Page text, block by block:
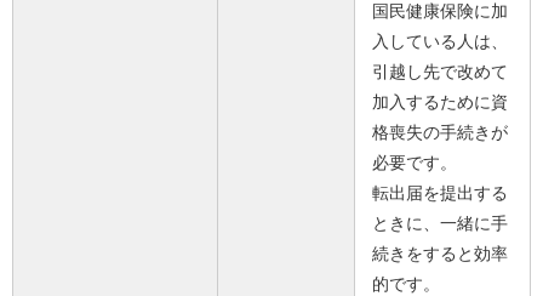
国民健康保険に加
入している人は、
引越し先で改めて
加入するために資
格喪失の手続きが
必要です。
転出届を提出する
ときに、一緒に手
続きをすると効率
的です。